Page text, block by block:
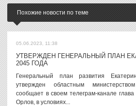
Похожие новости по теме
05.06.2023, 11:38
УТВЕРЖДЕН ГЕНЕРАЛЬНЫЙ ПЛАН
2045 ГОДА
Генеральный план развития
утвержден областным
сообщает в своем телеграм-канале глава
Орлов, в условиях...